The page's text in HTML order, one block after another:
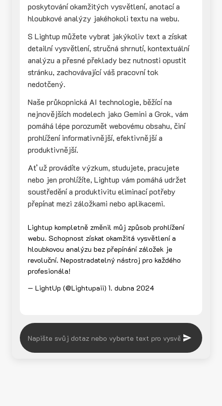
poskytování okamžitých vysvětlení, anotací a
hloubkové analýzy jakéhokoli textu na webu.
S Lightup můžete vybrat jakýkoliv text a získat
detailní vysvětlení, stručná shrnutí, kontextuální
analýzu a přesné překlady bez nutnosti opustit
stránku, zachovávající váš pracovní tok
nedotčený.
Naše průkopnická AI technologie, běžící na
nejnovějších modelech jako Gemini a Grok, vám
pomáhá lépe porozumět webovému obsahu, činí
prohlížení informativnější, efektivnější a
produktivnější.
Ať už provádíte výzkum, studujete, pracujete
nebo jen prohlížíte, Lightup vám pomáhá udržet
soustředění a produktivitu eliminací potřeby
přepínat mezi záložkami nebo aplikacemi.
Lightup kompletně změnil můj způsob prohlížení
webu. Schopnost získat okamžitá vysvětlení a
hloubkovou analýzu bez přepínání záložek je
revoluční. Nepostradatelný nástroj pro každého
profesionála!
— LightUp (@Lightupaii) 1. dubna 2024